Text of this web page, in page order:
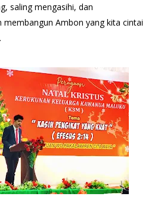
saling mengasihi, dan
membangun Ambon yang kita cintai